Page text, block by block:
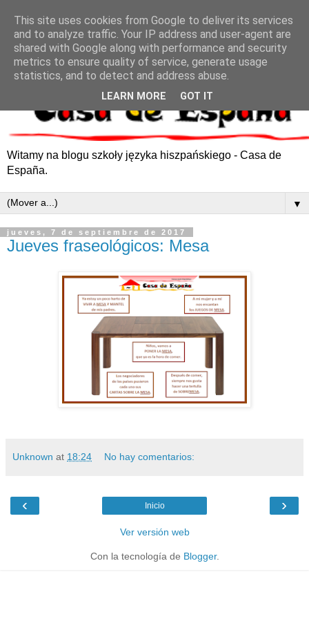
Witamy na blogu szkoły języka hiszpańskiego - Casa de
España.
▼
jueves, 7 de septiembre de 2017
Jueves fraseológicos: Mesa
Unknown at 18:24 No hay comentarios:
‹ ›
Inicio
Ver versión web
Con la tecnología de Blogger.
This site uses cookies from Google to deliver its services
and to analyze traffic. Your IP address and user-agent are
shared with Google along with performance and security
metrics to ensure quality of service, generate usage
statistics, and to detect and address abuse.
LEARN MORE GOT IT